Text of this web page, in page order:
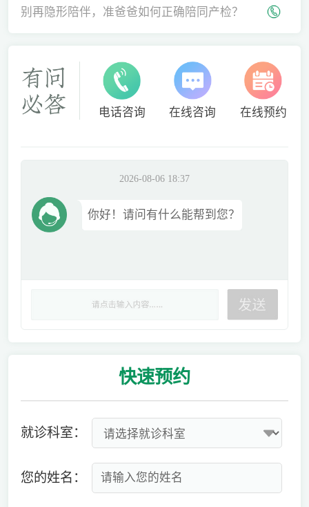
间
别再隐形陪伴，准爸爸如何正确陪同产检？
电话咨询 在线咨询 在线预约
2026-08-06 18:37
你好！请问有什么能帮到您？
快速预约
就诊科室：
您的姓名：